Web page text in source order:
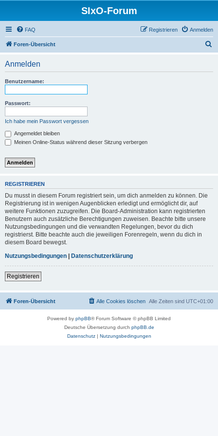
SIxO-Forum
FAQ Anmelden
Registrieren
Foren-Übersicht
Anmelden
Benutzername:
Passwort:
Ich habe mein Passwort vergessen
Angemeldet bleiben
Meinen Online-Status während dieser Sitzung verbergen
REGISTRIEREN
Du musst in diesem Forum registriert sein, um dich anmelden zu können. Die
Registrierung ist in wenigen Augenblicken erledigt und ermöglicht dir, auf
weitere Funktionen zuzugreifen. Die Board-Administration kann registrierten
Benutzern auch zusätzliche Berechtigungen zuweisen. Beachte bitte unsere
Nutzungsbedingungen und die verwandten Regelungen, bevor du dich
registrierst. Bitte beachte auch die jeweiligen Forenregeln, wenn du dich in
diesem Board bewegst.
Nutzungsbedingungen | Datenschutzerklärung
Registrieren
Foren-Übersicht Alle Zeiten sind UTC+01:00
Alle Cookies löschen
Powered by phpBB® Forum Software © phpBB Limited
Deutsche Übersetzung durch phpBB.de
Datenschutz| Nutzungsbedingungen